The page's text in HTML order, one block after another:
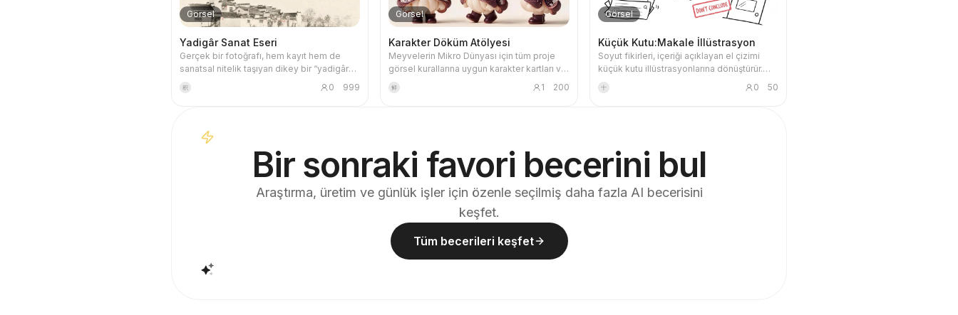
Görsel
Yadigâr Sanat Eseri
Gerçek bir fotoğrafı, hem kayıt hem de
sanatsal nitelik taşıyan dikey bir “yadigâr
sanat” posterine dönüştürün: üst kısımda
orijinal fotoğraf aynen korunur, alt kısımda
bir grafik sıkıştırılır. Bu, sıradan bir
illüstrasyon veya dekoratif poster değildir;
az sayıda mürekkep lekesi, yumuşatılmış
kenarlar, boşluk kesimleri ve seyrek
yolları, insan ölçeğini, ufuk çizgisini ve ışık-
alınır ve çoğunlukla koyu mavi, mürekkep
siyahı, gri-yeşil, taş rengi veya düşük
积 0 999
Görsel
Karakter Döküm Atölyesi
Meyvelerin Mikro Dünyası için tüm proje
görsel kurallarına uygun karakter kartları ve
üç görünümlü görsel üretim prompt'ları
oluşturun, onaylanmış karakteri stil ana
israfını makul ölçüde önleyebilir.
鲜 1 200
Görsel
Küçük Kutu:Makale İllüstrasyon
Soyut fikirleri, içeriği açıklayan el çizimi
küçük kutu illüstrasyonlarına dönüştürür.
Makaleler, bloglar, ürün düşünceleri, AI iş
akışları, metodolojiler ve bilgi notları için
十 0 50
Bir sonraki favori becerini bul
Araştırma, üretim ve günlük işler için özenle seçilmiş daha fazla AI becerisini
keşfet.
Tüm becerileri keşfet